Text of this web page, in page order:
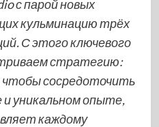
с парой новых
кульминацию трёх
С этого ключевого
стратегию:
сосредоточить
уникальном опыте,
каждому